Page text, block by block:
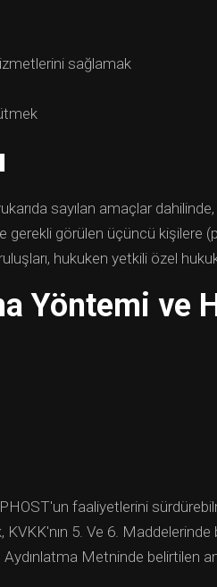
sağlamak
sayılan amaçlar
görülen üçüncü kişilere
hukuken yetkili özel
Yöntemi ve
faaliyetlerini
5. Ve 6. Maddelerinde
Aydınlatma Metninde belirtilen